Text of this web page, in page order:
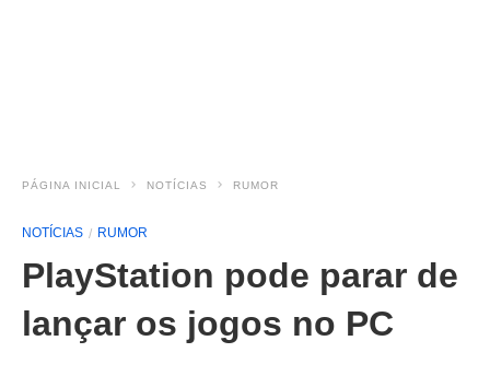
PÁGINA INICIAL NOTÍCIAS RUMOR
NOTÍCIAS RUMOR
PlayStation pode parar de
lançar os jogos no PC